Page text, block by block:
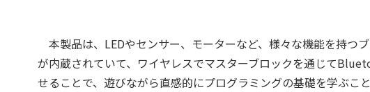
本製品は、LEDやセンサー、モーターなど、様々な機能を持つ
が内蔵されていて、ワイヤレスでマスターブロックを通じて
せることで、遊びながら直感的にプログラミングの基礎を学ぶこと